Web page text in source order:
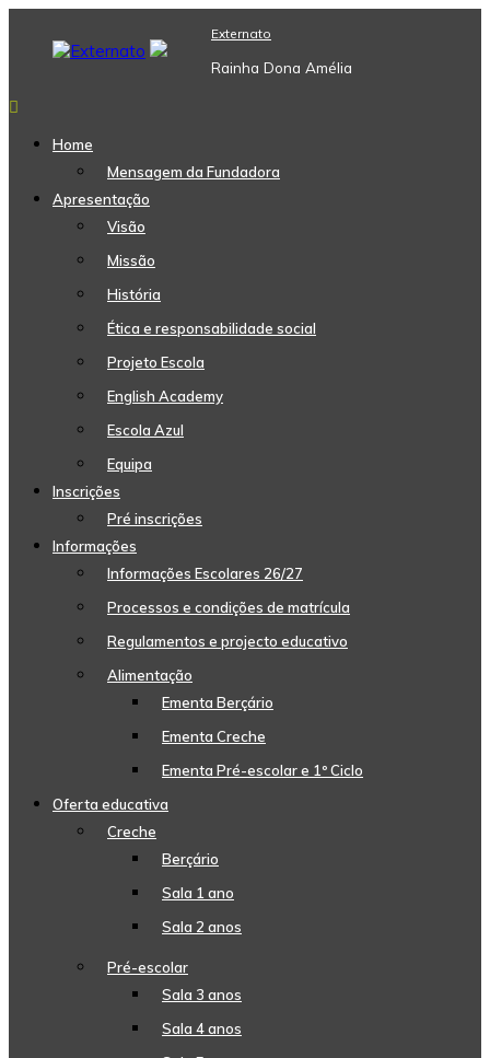
content
Externato
Rainha Dona Amélia
Home
Mensagem da Fundadora
Apresentação
Visão
Missão
História
Ética e responsabilidade social
Projeto Escola
English Academy
Escola Azul
Equipa
Inscrições
Pré inscrições
Informações
Informações Escolares 26/27
Processos e condições de matrícula
Regulamentos e projecto educativo
Alimentação
Ementa Berçário
Ementa Creche
Ementa Pré-escolar e 1º Ciclo
Oferta educativa
Creche
Berçário
Sala 1 ano
Sala 2 anos
Pré-escolar
Sala 3 anos
Sala 4 anos